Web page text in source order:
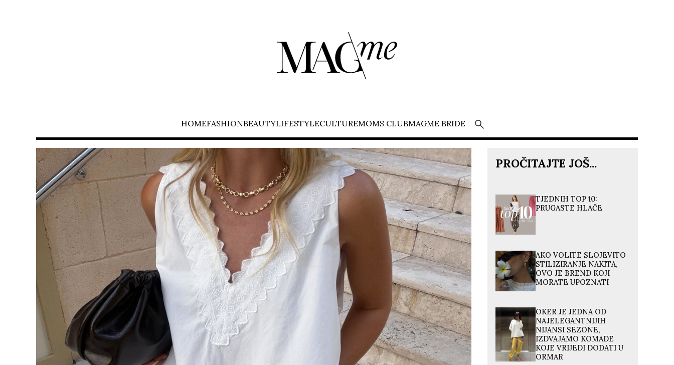
HOMEFASHIONBEAUTYLIFESTYLECULTUREMOMS CLUBMAGME BRIDE
PROČITAJTE JOŠ...
TJEDNIH TOP 10:
PRUGASTE HLAČE
AKO VOLITE SLOJEVITO
STILIZIRANJE NAKITA,
OVO JE BREND KOJI
MORATE UPOZNATI
OKER JE JEDNA OD
NAJELEGANTNIJIH
NIJANSI SEZONE,
IZDVAJAMO KOMADE
KOJE VRIJEDI DODATI U
ORMAR